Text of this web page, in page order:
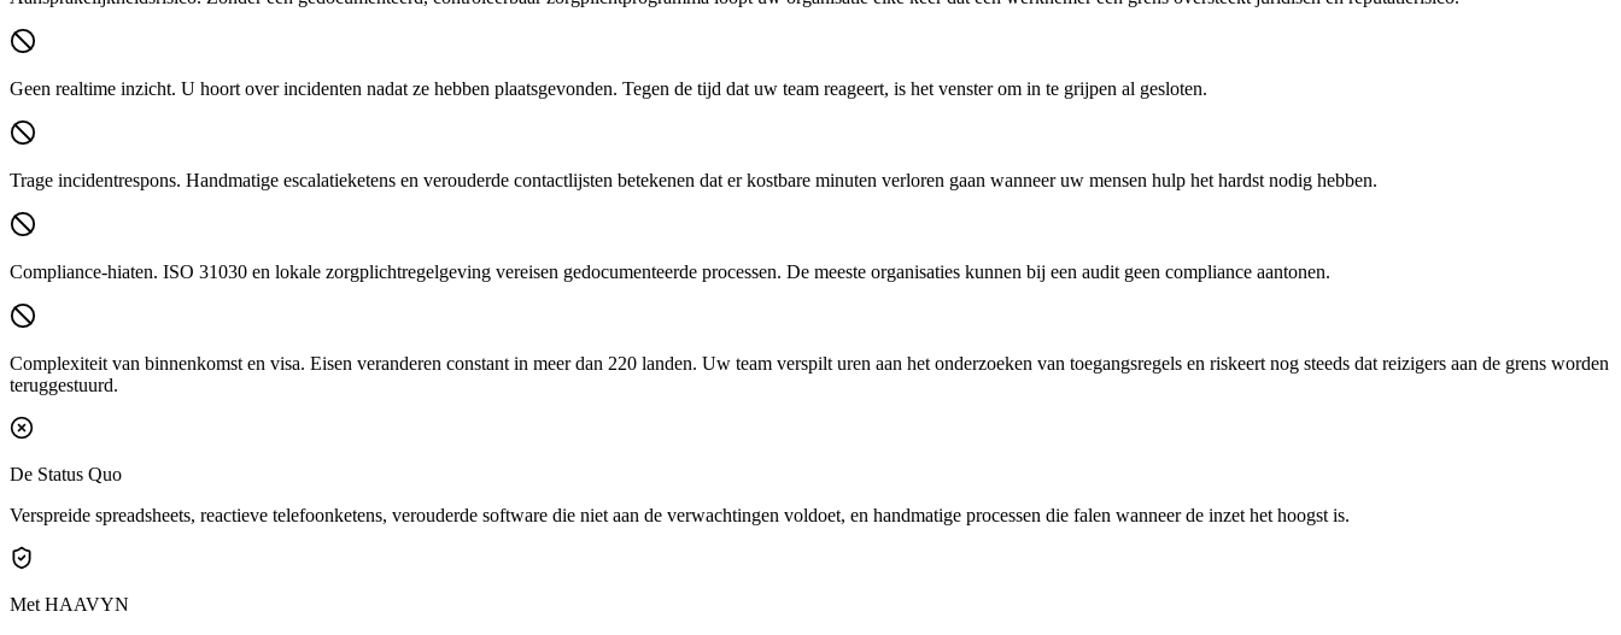
Geen realtime inzicht. U hoort over incidenten nadat ze hebben plaatsgevonden. Tegen de tijd dat uw team reageert, is het venster om in te grijpen al gesloten.
Trage incidentrespons. Handmatige escalatieketens en verouderde contactlijsten betekenen dat er kostbare minuten verloren gaan wanneer uw mensen hulp het hardst nodig hebben.
Compliance-hiaten. ISO 31030 en lokale zorgplichtregelgeving vereisen gedocumenteerde processen. De meeste organisaties kunnen bij een audit geen compliance aantonen.
Complexiteit van binnenkomst en visa. Eisen veranderen constant in meer dan 220 landen. Uw team verspilt uren aan het onderzoeken van toegangsregels en riskeert nog steeds dat reizigers aan de grens worden
teruggestuurd.
De Status Quo
Verspreide spreadsheets, reactieve telefoonketens, verouderde software die niet aan de verwachtingen voldoet, en handmatige processen die falen wanneer de inzet het hoogst is.
Met HAAVYN